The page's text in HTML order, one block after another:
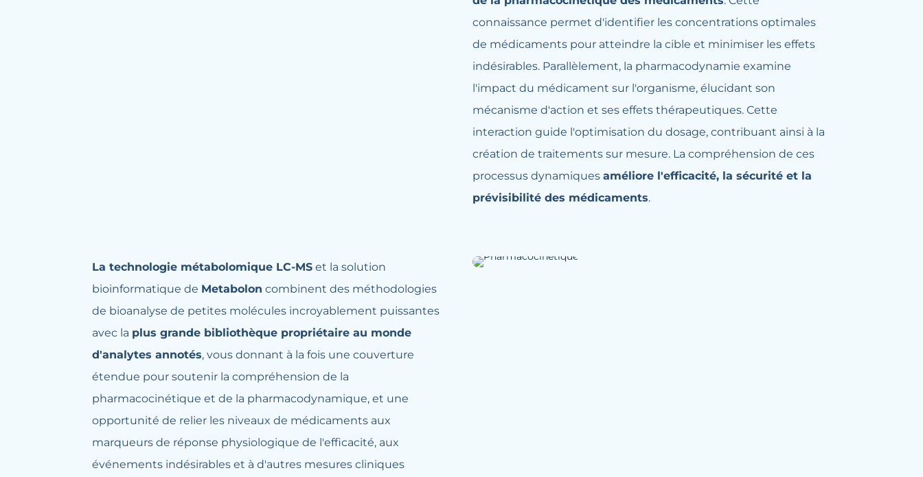
connaissance permet d'identifier les concentrations optimales
de médicaments pour atteindre la cible et minimiser les effets
indésirables. Parallèlement, la pharmacodynamie examine
l'impact du médicament sur l'organisme, élucidant son
mécanisme d'action et ses effets thérapeutiques. Cette
interaction guide l'optimisation du dosage, contribuant ainsi à la
création de traitements sur mesure. La compréhension de ces
processus dynamiquesaméliore l'efficacité, la sécurité et la
prévisibilité des médicaments.
La technologie métabolomique LC-MS et la solution
bioinformatique de Metabolon combinent des méthodologies
de bioanalyse de petites molécules incroyablement puissantes
avec la plus grande bibliothèque propriétaire au monde
d'analytes annotés, vous donnant à la fois une couverture
étendue pour soutenir la compréhension de la
pharmacocinétique et de la pharmacodynamique, et une
opportunité de relier les niveaux de médicaments aux
marqueurs de réponse physiologique de l'efficacité, aux
événements indésirables et à d'autres mesures cliniques